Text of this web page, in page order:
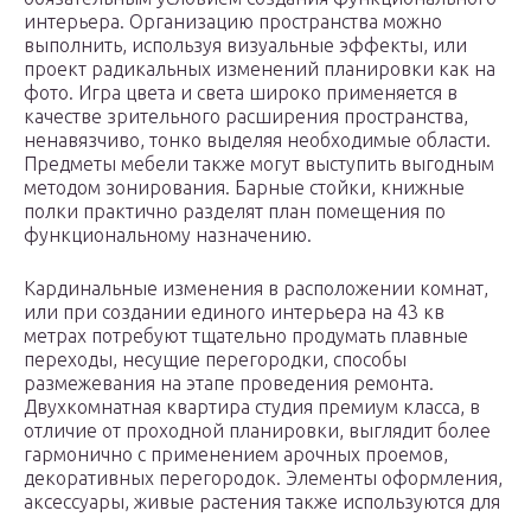
интерьера. Организацию пространства можно
выполнить, используя визуальные эффекты, или
проект радикальных изменений планировки как на
фото. Игра цвета и света широко применяется в
качестве зрительного расширения пространства,
ненавязчиво, тонко выделяя необходимые области.
Предметы мебели также могут выступить выгодным
методом зонирования. Барные стойки, книжные
полки практично разделят план помещения по
функциональному назначению.
Кардинальные изменения в расположении комнат,
или при создании единого интерьера на 43 кв
метрах потребуют тщательно продумать плавные
переходы, несущие перегородки, способы
размежевания на этапе проведения ремонта.
Двухкомнатная квартира студия премиум класса, в
отличие от проходной планировки, выглядит более
гармонично с применением арочных проемов,
декоративных перегородок. Элементы оформления,
аксессуары, живые растения также используются для